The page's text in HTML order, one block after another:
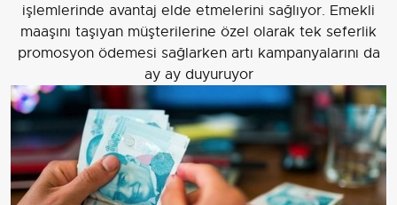
işlemlerinde avantaj elde etmelerini sağlıyor. Emekli
maaşını taşıyan müşterilerine özel olarak tek seferlik
promosyon ödemesi sağlarken artı kampanyalarını da
ay ay duyuruyor